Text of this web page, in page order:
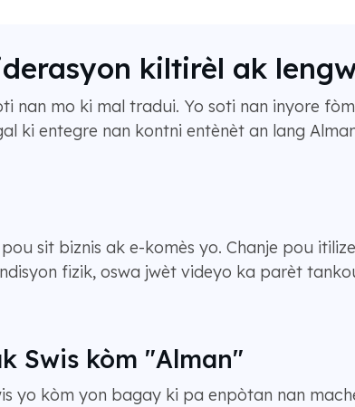
kiltirèl ak
nan mo ki mal tradui. Yo soti nan inyore
ki entegre nan kontni entènèt an lang
sit biznis ak e-komès yo. Chanje pou
fizik, oswa jwèt videyo ka parèt
Swis kòm "Alman"
yo kòm yon bagay ki pa enpòtan nan